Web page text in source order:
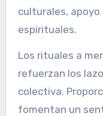
culturales,
espirituales.
Los rituales a
refuerzan los
colectiva.
fomentan un